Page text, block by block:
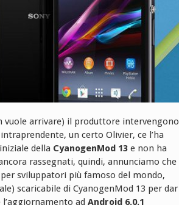
vuole arrivare) il produttore intervengono
un certo Olivier, ce l’ha
della CyanogenMod 13e non ha
rassegnati, quindi, annunciamo che
sviluppatori più famoso del mondo,
scaricabile di CyanogenMod 13 per dar
ad Android 6.0.1